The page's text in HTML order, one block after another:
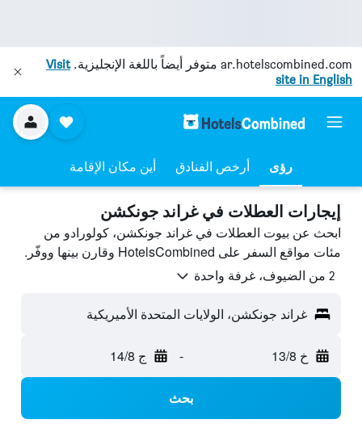
ar.hotelscombined.com متوفر أيضاً باللغة الإنجليزية.Visit
site in English
رؤى أرخص الفنادق أين مكان الإقامة
إيجارات العطلات في غراند جونكشن
ابحث عن بيوت العطلات في غراند جونكشن، كولورادو من
مئات مواقع السفر على HotelsCombined وقارن بينها ووفّر.
2 من الضيوف، غرفة واحدة
غراند جونكشن، الولايات المتحدة الأميريكية
خ 13/8 - ج 14/8
بحث